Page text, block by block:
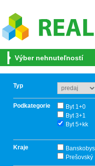
Výber nehnuteľností
Typ
Podkategorie Byt 1+0
Byt 3+1
Byt 5+kk
Kraje
Prešovský